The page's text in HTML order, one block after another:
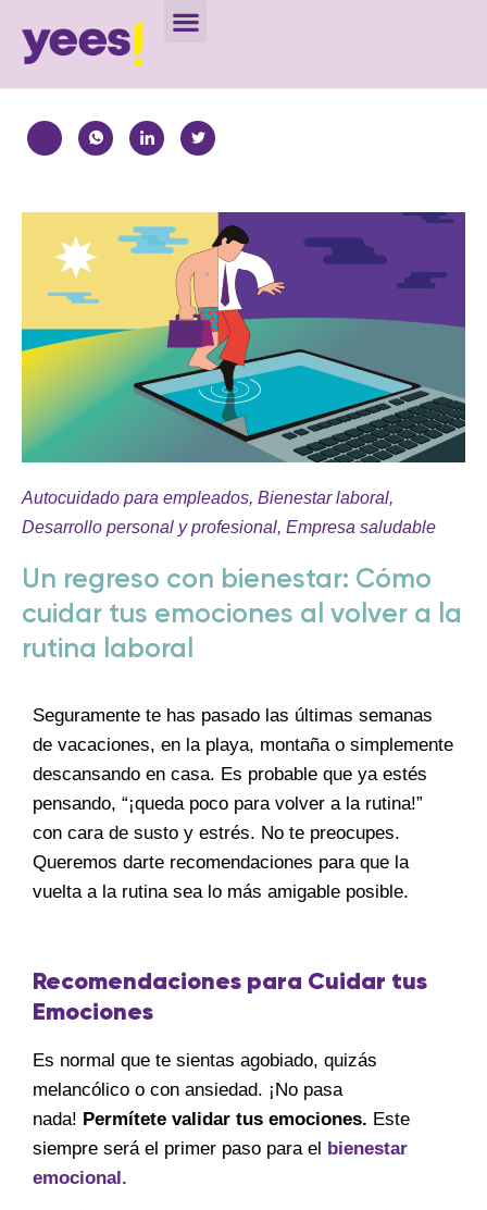
Autocuidado para empleados, Bienestar laboral,
Desarrollo personal y profesional, Empresa saludable
Un regreso con bienestar: Cómo
cuidar tus emociones al volver a la
rutina laboral
Seguramente te has pasado las últimas semanas
de vacaciones, en la playa, montaña o simplemente
descansando en casa. Es probable que ya estés
pensando, “¡queda poco para volver a la rutina!”
con cara de susto y estrés. No te preocupes.
Queremos darte recomendaciones para que la
vuelta a la rutina sea lo más amigable posible.
Recomendaciones para Cuidar tus
Emociones
Es normal que te sientas agobiado, quizás
melancólico o con ansiedad. ¡No pasa
nada! Permítete validar tus emociones. Este
siempre será el primer paso para el bienestar
emocional.